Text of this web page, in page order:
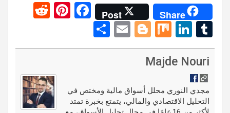
Share
Post
F
ce
o
k
Pi
er
t
d
t
T
u
m
bl
r
Li
n
ke
n
M
ix
Bl
o
er
E
m
h
Majde Nouri
مجدي النوري محلل أسواق مالية ومختص في
التحليل الاقتصادي والمالي، يتمتع بخبرة تمتد